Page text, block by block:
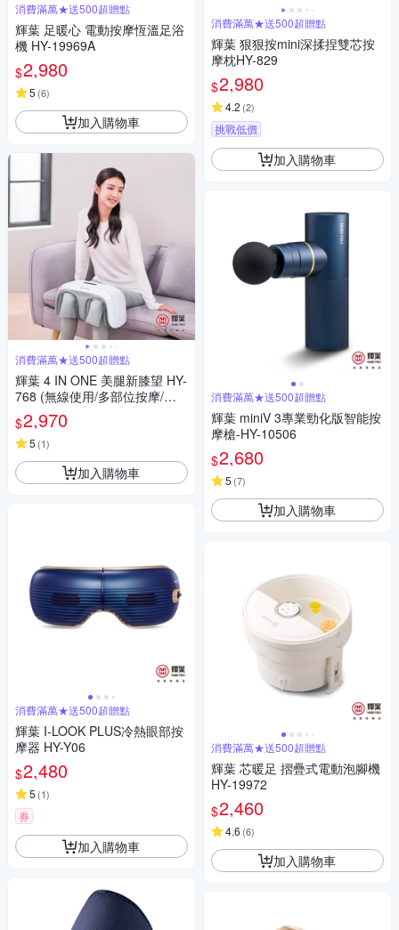
消費滿萬★送500超贈點
輝葉 足暖心 電動按摩恆溫足浴
機 HY-19969A
$2,980
5 (6)
加入購物車
消費滿萬★送500超贈點
輝葉 4 IN ONE 美腿新膝望 HY-
768 (無線使用/多部位按摩/三
段力度三種按摩手法調節)
$2,970
5 (1)
加入購物車
消費滿萬★送500超贈點
輝葉 I-LOOK PLUS冷熱眼部按
摩器 HY-Y06
$2,480
5 (1)
券
加入購物車
消費滿萬★送500超贈點
輝葉 狠狠按mini深揉捏雙芯按
摩枕HY-829
$2,980
4.2 (2)
挑戰低價
加入購物車
消費滿萬★送500超贈點
輝葉 miniV 3專業勁化版智能按
摩槍-HY-10506
$2,680
5 (7)
加入購物車
消費滿萬★送500超贈點
輝葉 芯暖足 摺疊式電動泡腳機
HY-19972
$2,460
4.6 (6)
加入購物車